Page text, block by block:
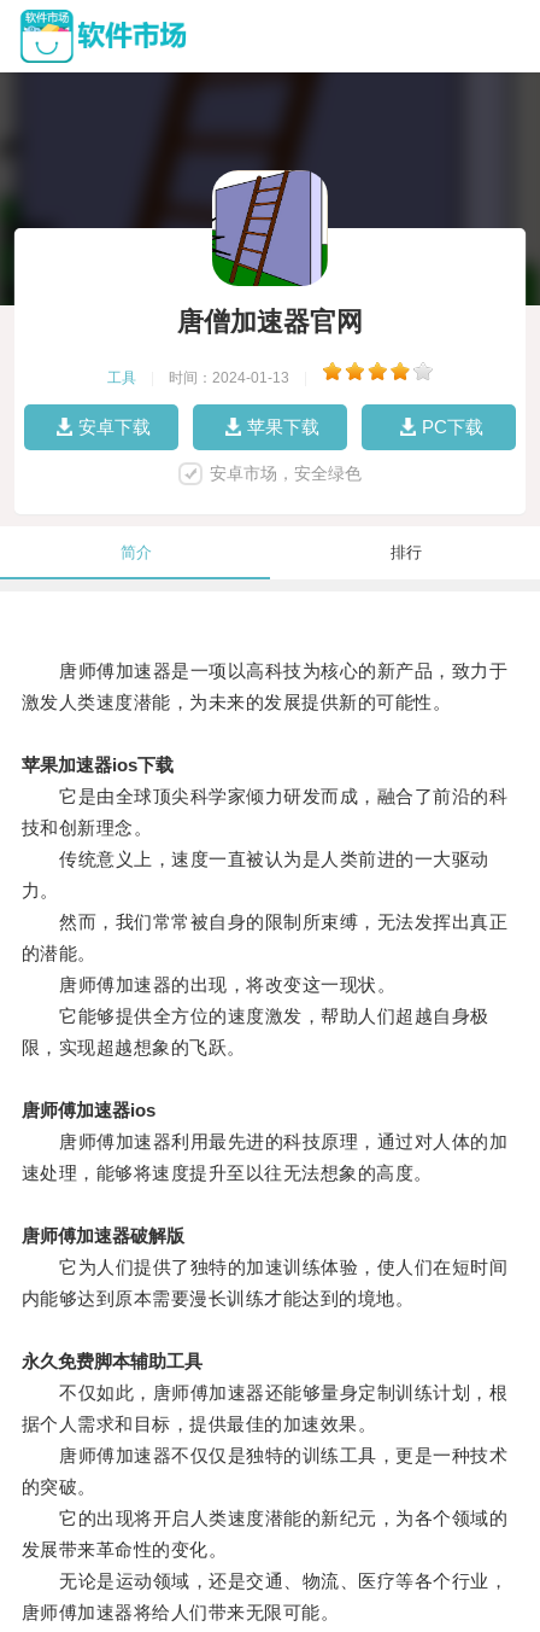
唐僧加速器官网
工具 时间：2024-01-13
安卓下载 苹果下载 PC下载
安卓市场，安全绿色
简介 排行
唐师傅加速器是一项以高科技为核心的新产品，致力于
激发人类速度潜能，为未来的发展提供新的可能性。
苹果加速器ios下载
它是由全球顶尖科学家倾力研发而成，融合了前沿的科
技和创新理念。
传统意义上，速度一直被认为是人类前进的一大驱动
力。
然而，我们常常被自身的限制所束缚，无法发挥出真正
的潜能。
唐师傅加速器的出现，将改变这一现状。
它能够提供全方位的速度激发，帮助人们超越自身极
限，实现超越想象的飞跃。
唐师傅加速器ios
唐师傅加速器利用最先进的科技原理，通过对人体的加
速处理，能够将速度提升至以往无法想象的高度。
唐师傅加速器破解版
它为人们提供了独特的加速训练体验，使人们在短时间
内能够达到原本需要漫长训练才能达到的境地。
永久免费脚本辅助工具
不仅如此，唐师傅加速器还能够量身定制训练计划，根
据个人需求和目标，提供最佳的加速效果。
唐师傅加速器不仅仅是独特的训练工具，更是一种技术
的突破。
它的出现将开启人类速度潜能的新纪元，为各个领域的
发展带来革命性的变化。
无论是运动领域，还是交通、物流、医疗等各个行业，
唐师傅加速器将给人们带来无限可能。